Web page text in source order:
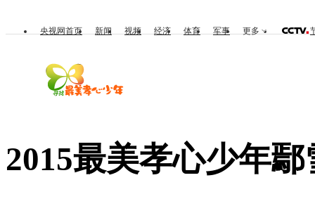
央视网首页 新闻 视频 经济 体育 军事 更多
2015最美孝心少年